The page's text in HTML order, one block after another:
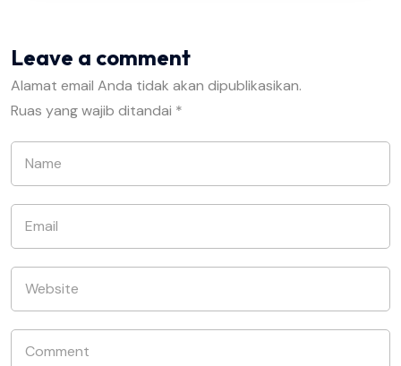
Leave a comment
Alamat email Anda tidak akan dipublikasikan.
Ruas yang wajib ditandai *